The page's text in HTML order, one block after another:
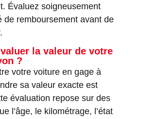
Évaluez soigneusement
de remboursement avant de
la valeur de votre
?
votre voiture en gage à
sa valeur exacte est
évaluation repose sur des
l’âge, le kilométrage, l’état